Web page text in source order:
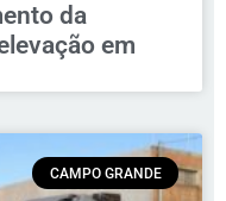
da
em
CAMPO GRANDE